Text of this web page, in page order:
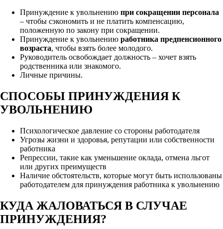
Принуждение к увольнению при сокращении персонала
– чтобы сэкономить и не платить компенсацию,
положенную по закону при сокращении.
Принуждение к увольнению работника предпенсионного
возраста, чтобы взять более молодого.
Руководитель освобождает должность – хочет взять
родственника или знакомого.
Личные причины.
СПОСОБЫ ПРИНУЖДЕНИЯ К
УВОЛЬНЕНИЮ
Психологическое давление со стороны работодателя
Угрозы жизни и здоровья, репутации или собственности
работника
Репрессии, такие как уменьшение оклада, отмена льгот
или других преимуществ
Наличие обстоятельств, которые могут быть использованы
работодателем для принуждения работника к увольнению
КУДА ЖАЛОВАТЬСЯ В СЛУЧАЕ
ПРИНУЖДЕНИЯ?